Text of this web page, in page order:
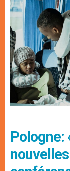
Pologne: